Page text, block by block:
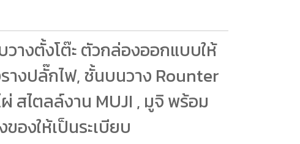
างตั้งโต๊ะ ตัวกล่องออกแบบให้
างปลั๊กไฟ, ชั้นบนวาง Rounter
สไตลล์งาน MUJI , มูจิ พร้อม
องให้เป็นระเบียบ